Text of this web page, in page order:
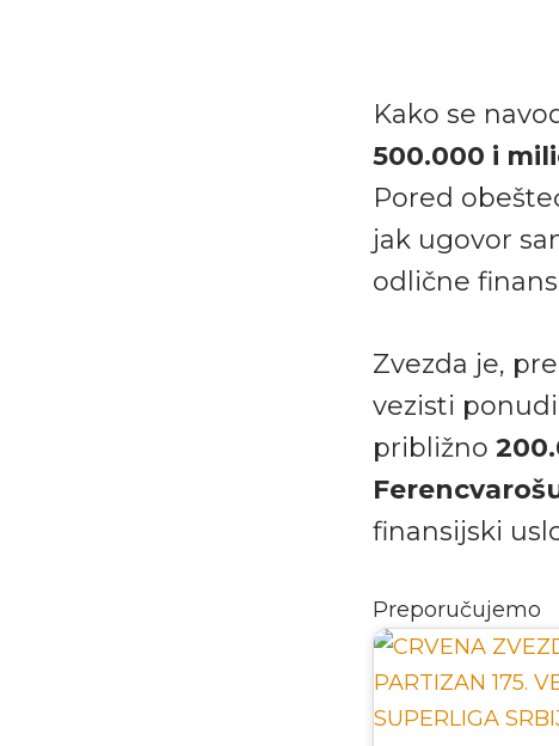
Kako se
500.000 i
Pored
jak ugovor
odlične
Zvezda je,
vezisti
približno
finansijski
Preporučujemo